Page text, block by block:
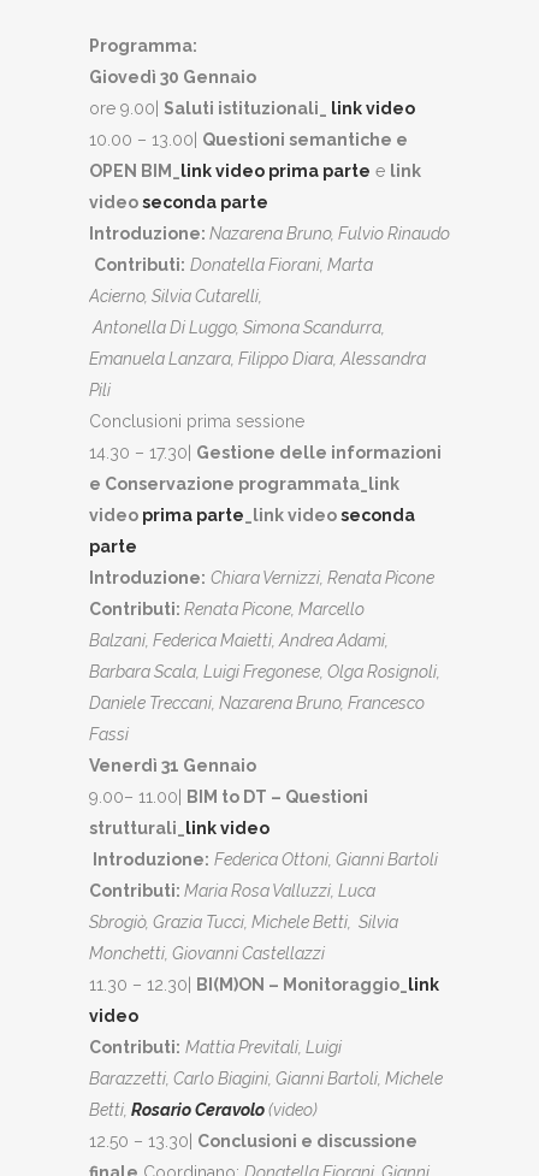
Programma:
Giovedì 30 Gennaio
ore 9.00| Saluti istituzionali_
link video
10.00 – 13.00| Questioni semantiche e
OPEN BIM_
link video prima parte ​ e link
videoseconda parte
Introduzione: Nazarena Bruno, Fulvio Rinaudo
Contributi: Donatella Fiorani, Marta
Acierno, Silvia Cutarelli,
Antonella Di Luggo, Simona Scandurra,
EmanuelaLanzara, Filippo Diara, Alessandra
Pili
Conclusioni prima sessione
14.30 – 17.30| Gestione delle informazioni
e Conservazione programmata_link
video prima parte _link videoseconda
parte
Introduzione: Chiara Vernizzi, Renata Picone
Contributi: Renata Picone, Marcello
Balzani, FedericaMaietti , Andrea Adami,
Barbara Scala, Luigi Fregonese, Olga Rosignoli,
Daniele Treccani, Nazarena Bruno, Francesco
Fassi
Venerdì 31 Gennaio
9.00– 11.00|
BIM to DT – Questioni
strutturali_
link video
Introduzione: Federica Ottoni, Gianni Bartoli
Contributi: Maria RosaValluzzi , Luca
Sbrogiò, Grazia Tucci, Michele Betti, Silvia
Monchetti, Giovanni Castellazzi
11.30 – 12.30|
BI(M)ON – Monitoraggio_
link
video
Contributi: Mattia Previtali, Luigi
Barazzetti, Carlo Biagini , Gianni Bartoli, Michele
Betti, Rosario Ceravolo(video)
12.50 – 13.30| Conclusioni e discussione